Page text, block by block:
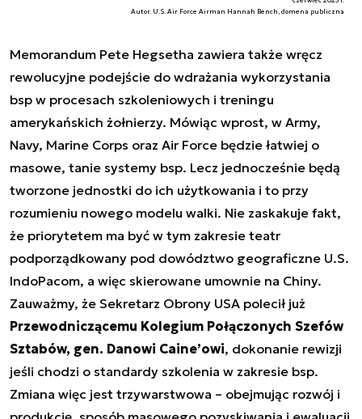
Autor. U.S. Air Force Airman Hannah Bench, domena publiczna
Memorandum Pete Hegsetha zawiera także wręcz
rewolucyjne podejście do wdrażania wykorzystania
bsp w procesach szkoleniowych i treningu
amerykańskich żołnierzy. Mówiąc wprost, w Army,
Navy, Marine Corps oraz Air Force będzie łatwiej o
masowe, tanie systemy bsp. Lecz jednocześnie będą
tworzone jednostki do ich użytkowania i to przy
rozumieniu nowego modelu walki. Nie zaskakuje fakt,
że priorytetem ma być w tym zakresie teatr
podporządkowany pod dowództwo geograficzne U.S.
IndoPacom, a więc skierowane umownie na Chiny.
Zauważmy, że Sekretarz Obrony USA polecił już
Przewodniczącemu Kolegium Połączonych Szefów
Sztabów, gen. Danowi Caine’owi, dokonanie rewizji
jeśli chodzi o standardy szkolenia w zakresie bsp.
Zmiana więc jest trzywarstwowa – obejmując rozwój i